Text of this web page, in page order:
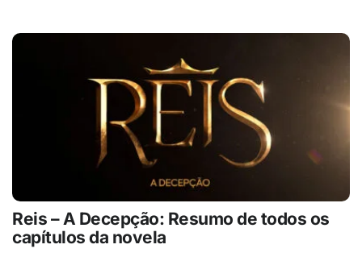
Reis – A Decepção: Resumo de todos os
capítulos da novela